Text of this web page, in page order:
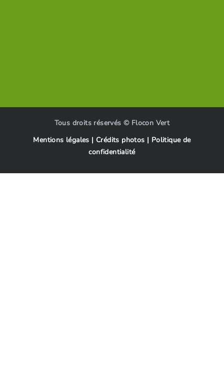
Tous droits réservés © Flocon Vert
Mentions légales | Crédits photos | Politique de
confidentialité